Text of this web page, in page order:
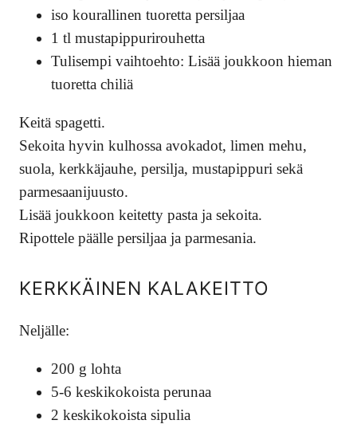
iso kourallinen tuoretta persiljaa
1 tl mustapippurirouhetta
Tulisempi vaihtoehto: Lisää joukkoon hieman
tuoretta chiliä
Keitä spagetti.
Sekoita hyvin kulhossa avokadot, limen mehu,
suola, kerkkäjauhe, persilja, mustapippuri sekä
parmesaanijuusto.
Lisää joukkoon keitetty pasta ja sekoita.
Ripottele päälle persiljaa ja parmesania.
KERKKÄINEN KALAKEITTO
Neljälle:
200 g lohta
5-6 keskikokoista perunaa
2 keskikokoista sipulia